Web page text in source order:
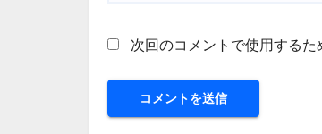
次回のコメントで使用するた